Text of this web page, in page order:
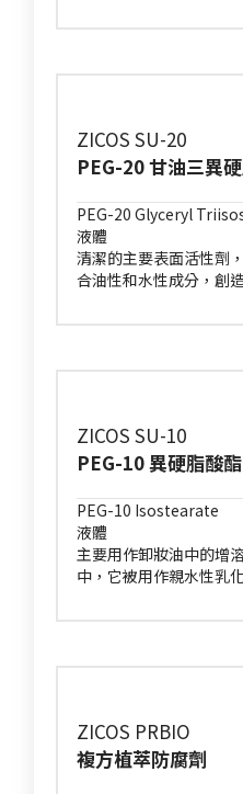
ZICOS SU-20
PEG-20 甘油三異
PEG-20 Glyceryl
液體
清潔的主要表面活性劑
合油性和水性成分，創
ZICOS SU-10
PEG-10 異硬脂酸酯
PEG-10 Isostearate
液體
主要用作卸妝油中的增
中，它被用作親水性乳
ZICOS PRBIO
複方植萃防腐劑